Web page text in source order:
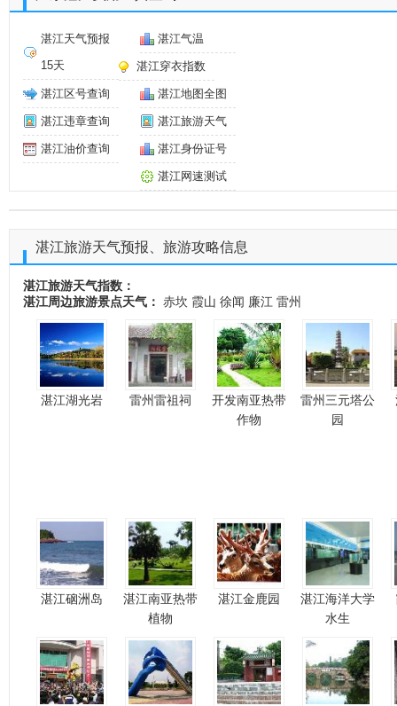
湛江天气预报
15天
湛江气温
湛江穿衣指数
湛江地图全图
湛江区号查询
湛江旅游天气
湛江违章查询
湛江身份证号
湛江油价查询
湛江网速测试
湛江旅游天气预报、旅游攻略信息
湛江旅游天气指数：
湛江周边旅游景点天气： 赤坎 霞山 徐闻 廉江 雷州
湛江湖光岩 雷州雷祖祠
开发南亚热带
作物
雷州三元塔公
园
湛江硇洲岛
湛江南亚热带
植物
湛江金鹿园
湛江海洋大学
水生